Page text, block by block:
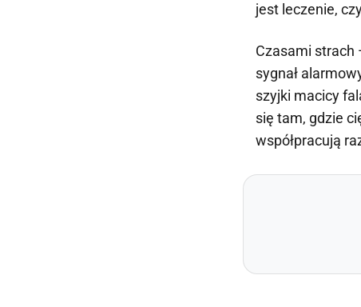
jest leczenie,
Czasami strach
sygnał
szyjki macicy
się tam, gdzie
współpracują